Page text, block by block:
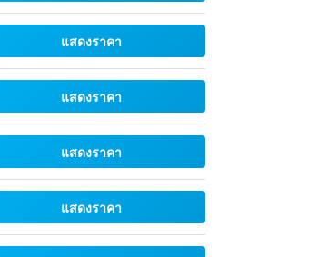
แสดงราคา
แสดงราคา
แสดงราคา
แสดงราคา